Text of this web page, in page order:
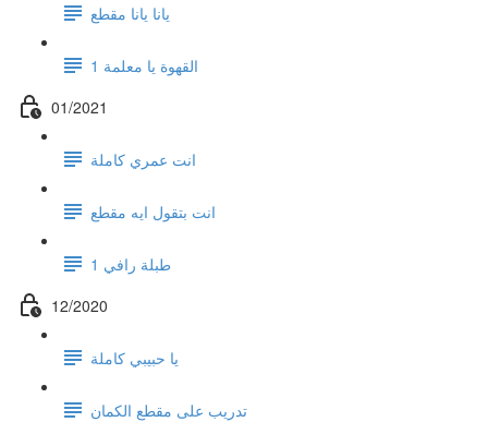
يانا يانا مقطع
القهوة يا معلمة 1
01/2021
انت عمري كاملة
انت بتقول ايه مقطع
1 طبلة رافي
12/2020
يا حبيبي كاملة
تدريب على مقطع الكمان